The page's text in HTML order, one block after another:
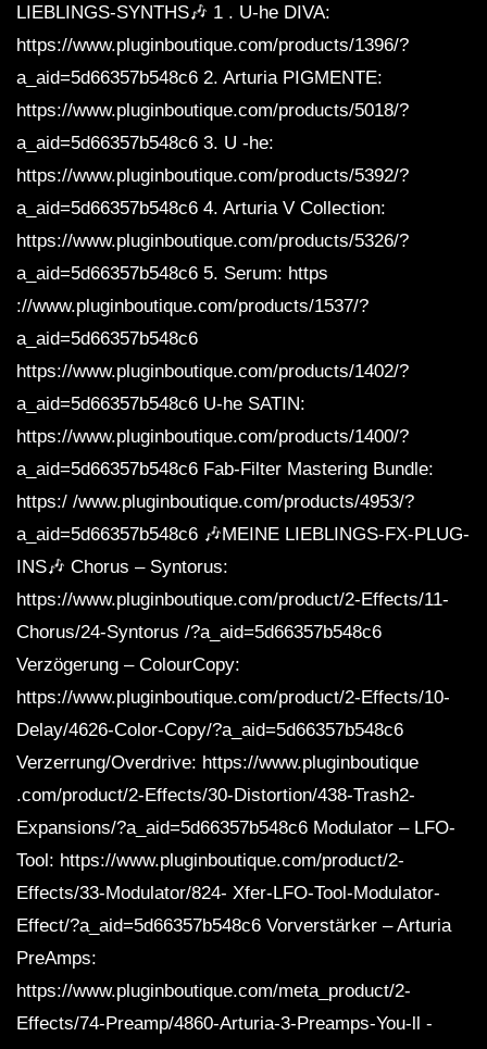
LIEBLINGS-SYNTHS🎶 1 . U-he DIVA:
https://www.pluginboutique.com/products/1396/?
a_aid=5d66357b548c6 2. Arturia PIGMENTE:
https://www.pluginboutique.com/products/5018/?
a_aid=5d66357b548c6 3. U -he:
https://www.pluginboutique.com/products/5392/?
a_aid=5d66357b548c6 4. Arturia V Collection:
https://www.pluginboutique.com/products/5326/?
a_aid=5d66357b548c6 5. Serum: https
://www.pluginboutique.com/products/1537/?
a_aid=5d66357b548c6
https://www.pluginboutique.com/products/1402/?
a_aid=5d66357b548c6 U-he SATIN:
https://www.pluginboutique.com/products/1400/?
a_aid=5d66357b548c6 Fab-Filter Mastering Bundle:
https:/ /www.pluginboutique.com/products/4953/?
a_aid=5d66357b548c6 🎶MEINE LIEBLINGS-FX-PLUG-
INS🎶 Chorus – Syntorus:
https://www.pluginboutique.com/product/2-Effects/11-
Chorus/24-Syntorus /?a_aid=5d66357b548c6
Verzögerung – ColourCopy:
https://www.pluginboutique.com/product/2-Effects/10-
Delay/4626-Color-Copy/?a_aid=5d66357b548c6
Verzerrung/Overdrive: https://www.pluginboutique
.com/product/2-Effects/30-Distortion/438-Trash2-
Expansions/?a_aid=5d66357b548c6 Modulator – LFO-
Tool: https://www.pluginboutique.com/product/2-
Effects/33-Modulator/824- Xfer-LFO-Tool-Modulator-
Effect/?a_aid=5d66357b548c6 Vorverstärker – Arturia
PreAmps:
https://www.pluginboutique.com/meta_product/2-
Effects/74-Preamp/4860-Arturia-3-Preamps-You-ll -